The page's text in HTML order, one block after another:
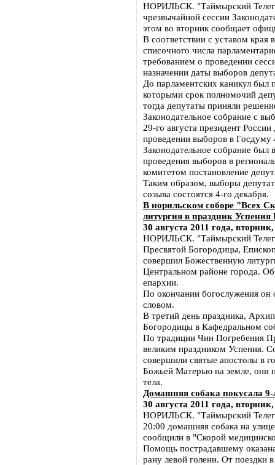
НОРИЛЬСК. "Таймырский
чрезвычайной сессии
этом во вторник сообщает
В соответствии с уставом края
списочного числа
требованием о проведении
назначении даты выборов
До парламентских каникул был
которыми срок полномочий
тогда депутаты приняли
Законодательное собрание с
29-го августа президент
проведении выборов в Госдуму
Законодательное собрание был
проведения выборов в
комитетом постановление
Таким образом, выборы
созыва состоятся 4-го декабря.
В норильском соборе "Всех
литургия в праздник
30 августа 2011 года,
НОРИЛЬСК. "Таймырский
Пресвятой Богородицы,
совершил Божественную
Центральном районе города.
епархии.
По окончании богослужения он
словом.
В третий день праздника,
Богородицы в Кафедральном
По традиции Чин Погребения
великим праздником Успения.
совершили святые апостолы в
Божьей Матерью на земле, они
тела.
Домашняя собака покусала 9-
30 августа 2011 года,
НОРИЛЬСК. "Таймырский
20:00 домашняя собака на
сообщили в "Скорой
Помощь пострадавшему
рану левой голени. От поездки